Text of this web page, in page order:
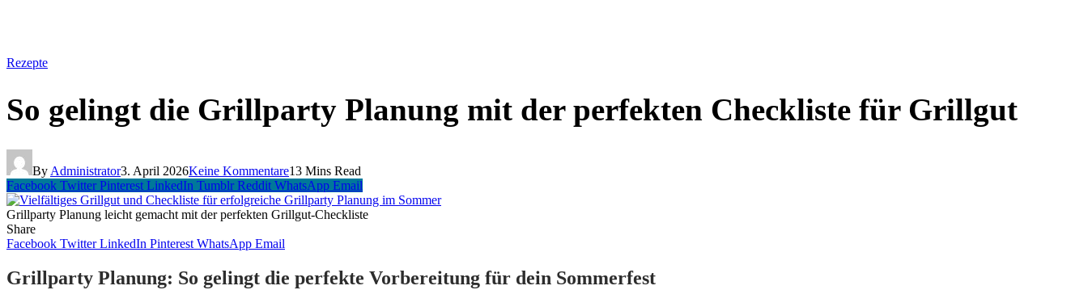
Rezepte
So gelingt die Grillparty Planung mit der perfekten Checkliste für Grillgut
By Administrator3. April 2026Keine Kommentare13 Mins Read
Facebook Twitter Pinterest LinkedIn Tumblr Reddit WhatsApp Email
Grillparty Planung leicht gemacht mit der perfekten Grillgut-Checkliste
Share
Facebook Twitter LinkedIn Pinterest WhatsApp Email
Grillparty Planung: So gelingt die perfekte Vorbereitung für dein Sommerfest